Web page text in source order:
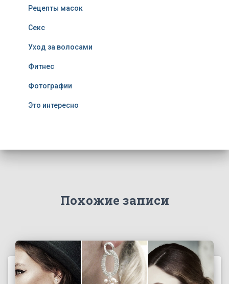
Рецепты масок
Секс
Уход за волосами
Фитнес
Фотографии
Это интересно
Похожие записи